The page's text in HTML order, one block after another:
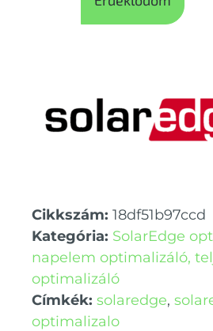
Cikkszám: 18df51b97ccd
Kategória: SolarEdge
napelem optimalizáló,
optimalizáló
Címkék: solaredge,
optimalizalo